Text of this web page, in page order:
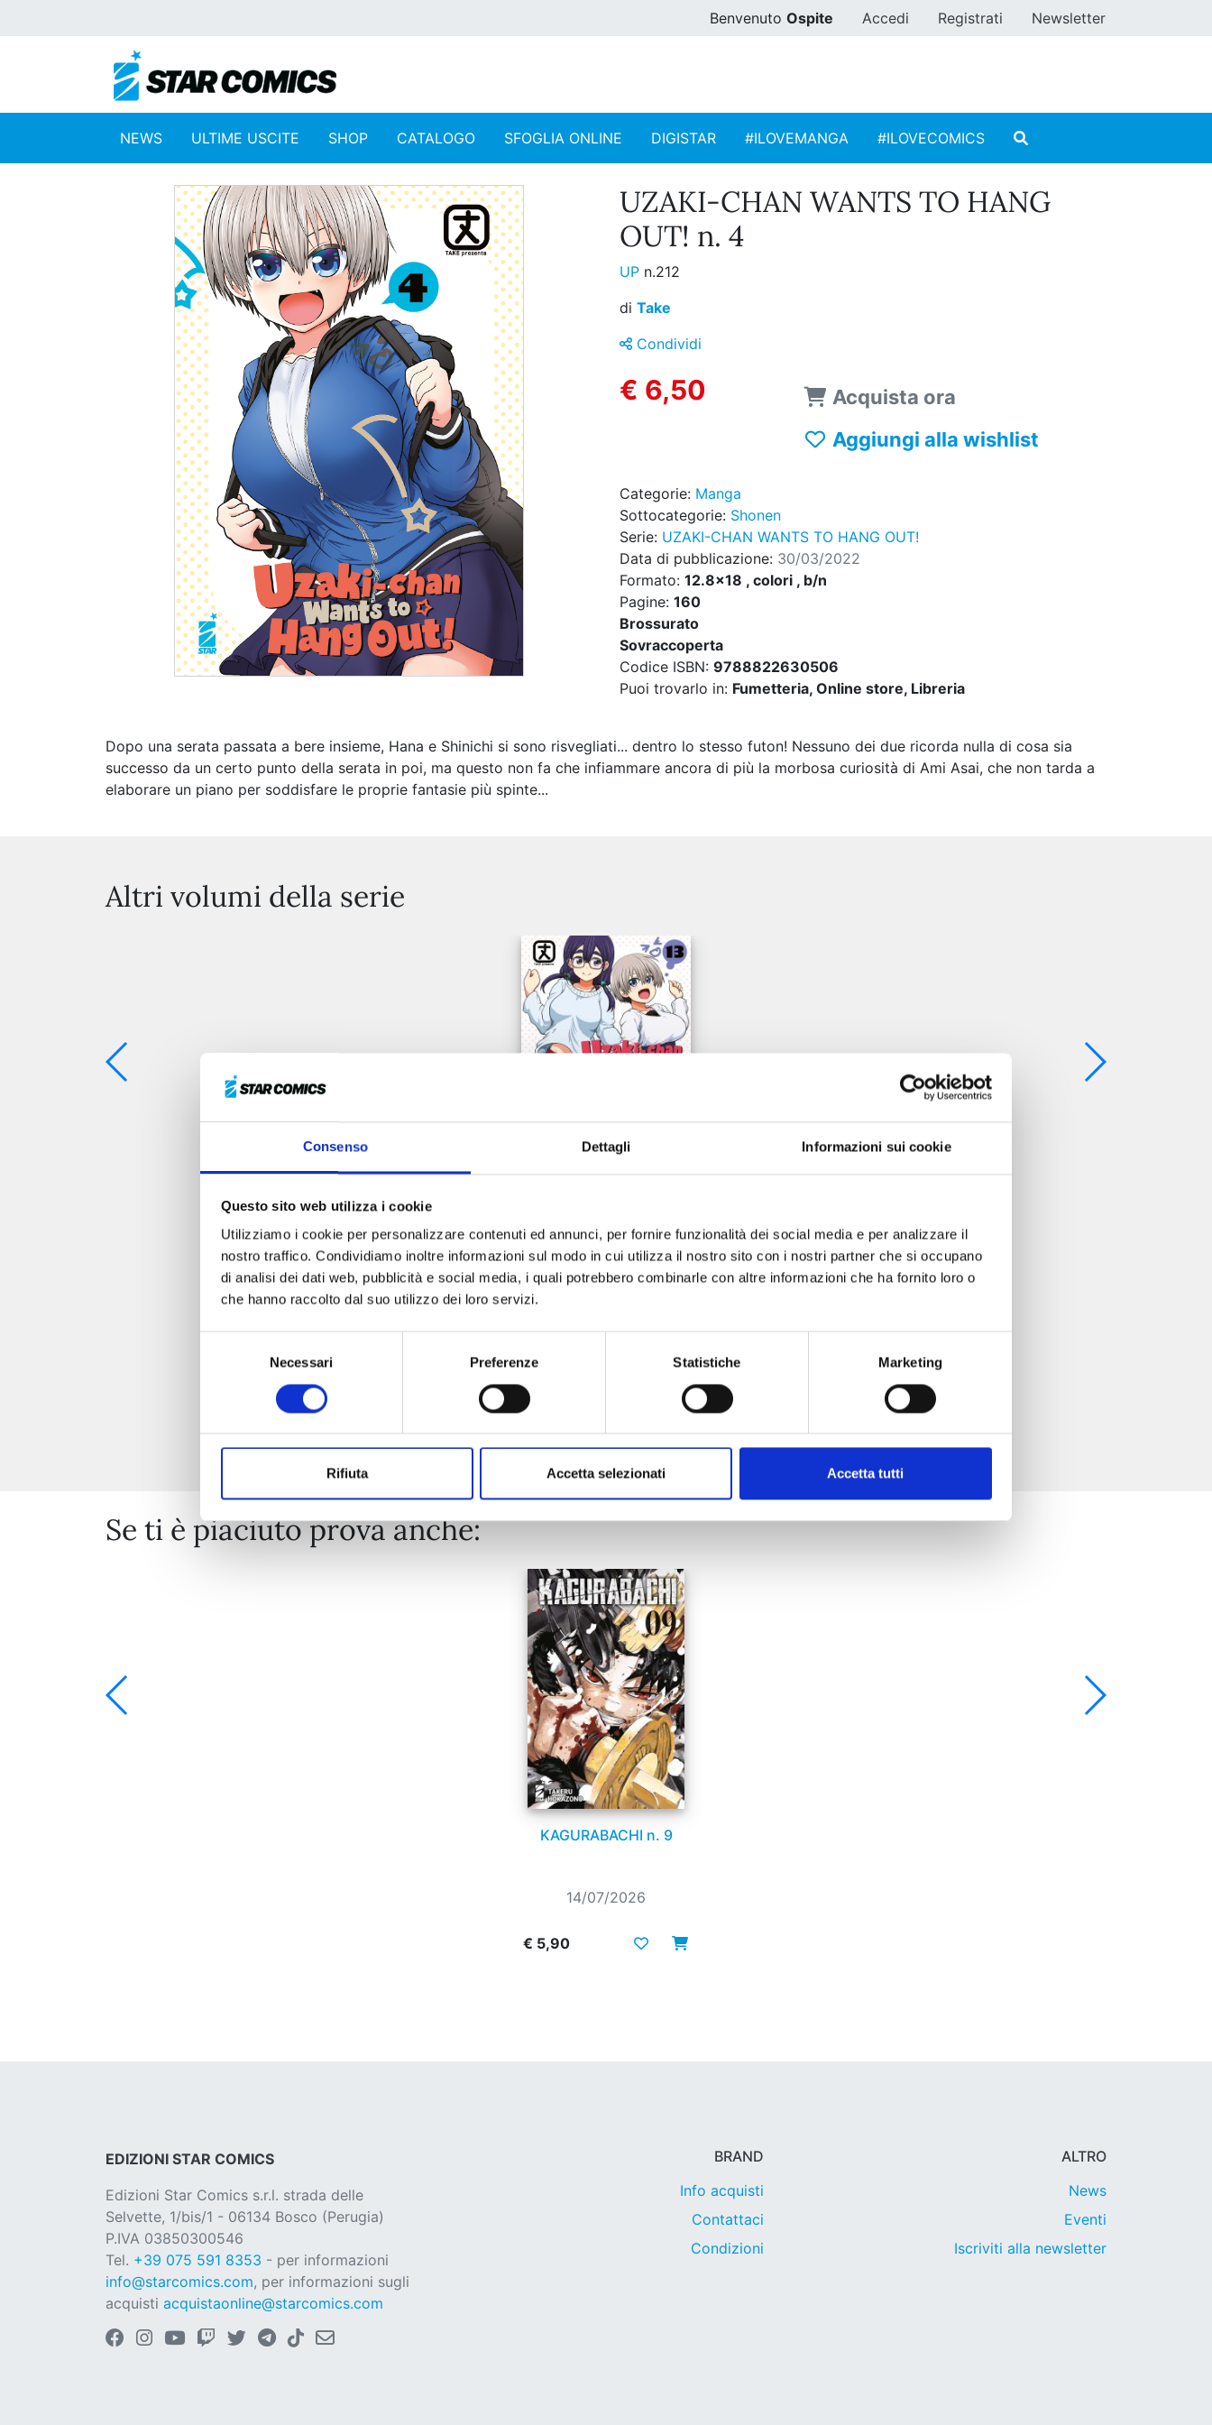
Consenso Dettagli Informazioni sui cookie
Questo sito web utilizza i cookie
Utilizziamo i cookie per personalizzare contenuti ed annunci, per fornire funzionalità dei social media e per analizzare il
nostro traffico. Condividiamo inoltre informazioni sul modo in cui utilizza il nostro sito con i nostri partner che si occupano
di analisi dei dati web, pubblicità e social media, i quali potrebbero combinarle con altre informazioni che ha fornito loro o
che hanno raccolto dal suo utilizzo dei loro servizi.
Necessari Preferenze Statistiche Marketing
Rifiuta Accetta selezionati Accetta tutti
Benvenuto Ospite Accedi Registrati Newsletter
NEWS ULTIME USCITE SHOP CATALOGO SFOGLIA ONLINE DIGISTAR #ILOVEMANGA #ILOVECOMICS
UZAKI-CHAN WANTS TO HANG
OUT! n. 4
UP n.212
di Take
Condividi
€ 6,50
Acquista ora
Aggiungi alla wishlist
Categorie: Manga
Sottocategorie: Shonen
Serie: UZAKI-CHAN WANTS TO HANG OUT!
Data di pubblicazione: 30/03/2022
Formato: 12.8x18 , colori , b/n
Pagine: 160
Brossurato
Sovraccoperta
Codice ISBN: 9788822630506
Puoi trovarlo in: Fumetteria, Online store, Libreria
Dopo una serata passata a bere insieme, Hana e Shinichi si sono risvegliati... dentro lo stesso futon! Nessuno dei due ricorda nulla di cosa sia
successo da un certo punto della serata in poi, ma questo non fa che infiammare ancora di più la morbosa curiosità di Ami Asai, che non tarda a
elaborare un piano per soddisfare le proprie fantasie più spinte...
Altri volumi della serie
03/03/2026
€ 6,50
Se ti è piaciuto prova anche:
KAGURABACHI n. 9
14/07/2026
€ 5,90
EDIZIONI STAR COMICS
Edizioni Star Comics s.r.l. strada delle
Selvette, 1/bis/1 - 06134 Bosco (Perugia)
P.IVA 03850300546
Tel. +39 075 591 8353 - per informazioni
info@starcomics.com, per informazioni sugli
acquisti acquistaonline@starcomics.com
BRAND
Info acquisti
Contattaci
Condizioni
ALTRO
News
Eventi
Iscriviti alla newsletter